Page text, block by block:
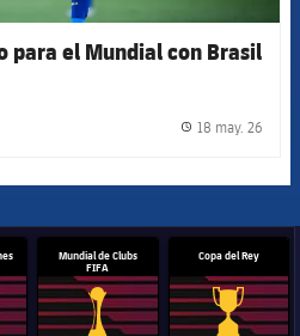
para el Mundial con Brasil
18 may. 26
Mundial de Clubs
FIFA
Copa del Rey